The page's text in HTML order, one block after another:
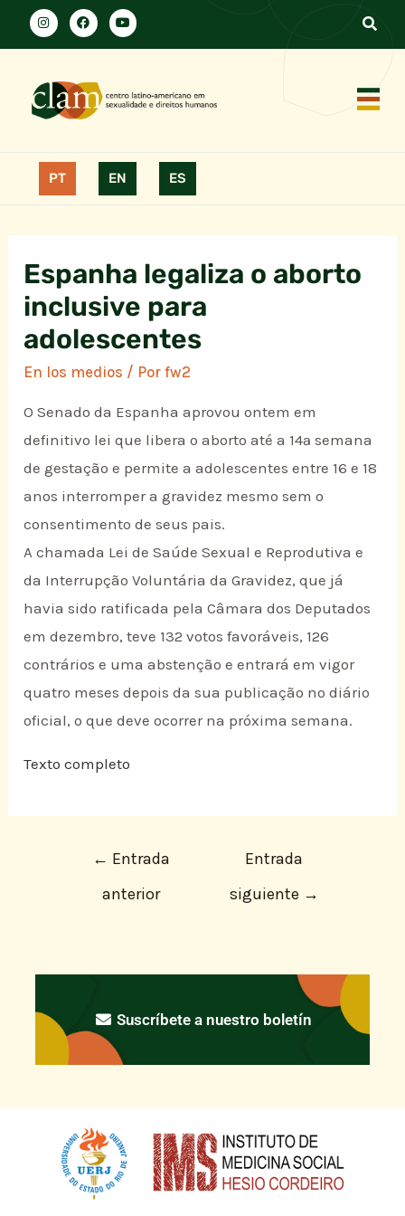
PT EN ES
Espanha legaliza o aborto
inclusive para
adolescentes
En los medios / Porfw2
O Senado da Espanha aprovou ontem em
definitivo lei que libera o aborto até a 14ª semana
de gestação e permite a adolescentes entre 16 e 18
anos interromper a gravidez mesmo sem o
consentimento de seus pais.
A chamada Lei de Saúde Sexual e Reprodutiva e
da Interrupção Voluntária da Gravidez, que já
havia sido ratificada pela Câmara dos Deputados
em dezembro, teve 132 votos favoráveis, 126
contrários e uma abstenção e entrará em vigor
quatro meses depois da sua publicação no diário
oficial, o que deve ocorrer na próxima semana.
Texto completo
← Entrada
anterior
Entrada
siguiente →
Suscríbete a nuestro boletín